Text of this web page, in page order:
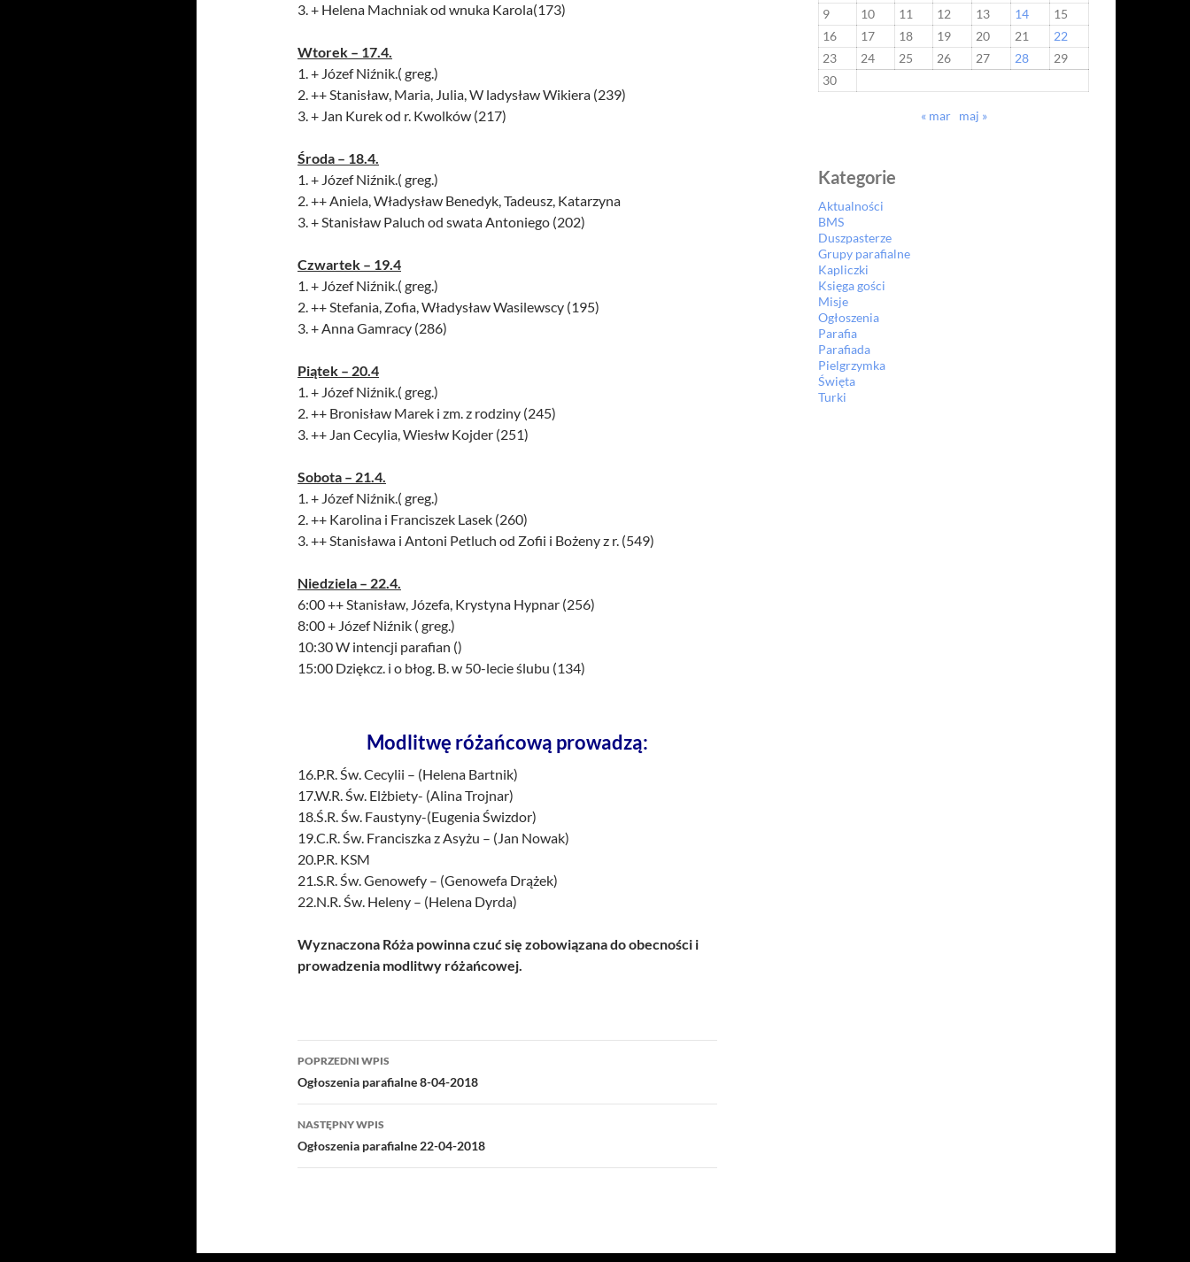
3. + Helena Machniak od wnuka Karola(173)
Wtorek – 17.4.
1. + Józef Niźnik.( greg.)
2. ++ Stanisław, Maria, Julia, W ladysław Wikiera (239)
3. + Jan Kurek od r. Kwolków (217)
Środa – 18.4.
1. + Józef Niźnik.( greg.)
2. ++ Aniela, Władysław Benedyk, Tadeusz, Katarzyna
3. + Stanisław Paluch od swata Antoniego (202)
Czwartek – 19.4
1. + Józef Niźnik.( greg.)
2. ++ Stefania, Zofia, Władysław Wasilewscy (195)
3. + Anna Gamracy (286)
Piątek – 20.4
1. + Józef Niźnik.( greg.)
2. ++ Bronisław Marek i zm. z rodziny (245)
3. ++ Jan Cecylia, Wiesłw Kojder (251)
Sobota – 21.4.
1. + Józef Niźnik.( greg.)
2. ++ Karolina i Franciszek Lasek (260)
3. ++ Stanisława i Antoni Petluch od Zofii i Bożeny z r. (549)
Niedziela – 22.4.
6:00 ++ Stanisław, Józefa, Krystyna Hypnar (256)
8:00 + Józef Niźnik ( greg.)
10:30 W intencji parafian ()
15:00 Dziękcz. i o błog. B. w 50-lecie ślubu (134)
Modlitwę różańcową prowadzą:
16.P.R. Św. Cecylii – (Helena Bartnik)
17.W.R. Św. Elżbiety- (Alina Trojnar)
18.Ś.R. Św. Faustyny-(Eugenia Świzdor)
19.C.R. Św. Franciszka z Asyżu – (Jan Nowak)
20.P.R. KSM
21.S.R. Św. Genowefy – (Genowefa Drążek)
22.N.R. Św. Heleny – (Helena Dyrda)
Wyznaczona Róża powinna czuć się zobowiązana do obecności i
prowadzenia modlitwy różańcowej.
Nawigacja
wpisu
POPRZEDNI WPIS
Ogłoszenia parafialne 8-04-2018
NASTĘPNY WPIS
Ogłoszenia parafialne 22-04-2018
9
10 11 12 13 14
15
16
17 18 19 20 21
22
23
24 25 26 27 28
29
30
« mar maj »
Kategorie
Aktualności
BMS
Duszpasterze
Grupy parafialne
Kapliczki
Księga gości
Misje
Ogłoszenia
Parafia
Parafiada
Pielgrzymka
Święta
Turki